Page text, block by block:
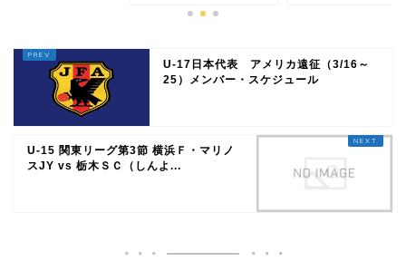
U-17日本代表 アメリカ遠征（3/16～
25）メンバー・スケジュール
U-15 関東リーグ第3節 横浜Ｆ・マリノ
スJY vs 栃木ＳＣ（しんよ...